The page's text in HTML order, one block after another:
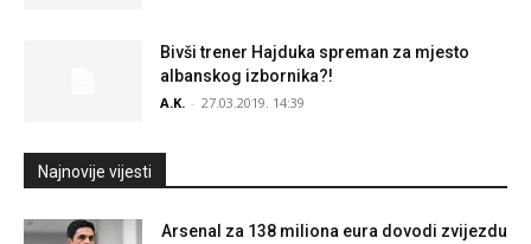
Bivši trener Hajduka spreman za mjesto
albanskog izbornika?!
A.K. - 27.03.2019. 14:39
Najnovije vijesti
Arsenal za 138 miliona eura dovodi zvijezdu